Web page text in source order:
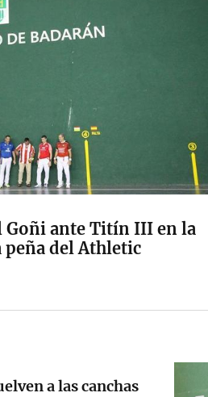
Goñi ante Titín III en la
del Athletic
a las canchas